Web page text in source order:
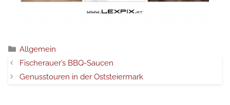
Categorie
Allgemein
Fischerauer’s BBQ-Saucen
Genusstouren in der Oststeiermark